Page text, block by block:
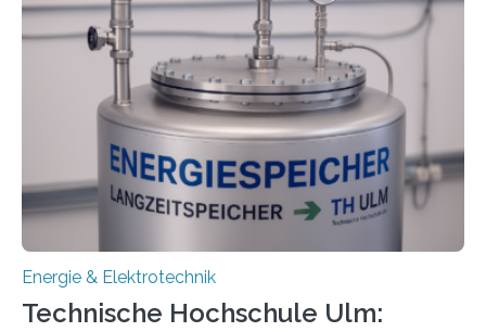
Energie & Elektrotechnik
Technische Hochschule Ulm: